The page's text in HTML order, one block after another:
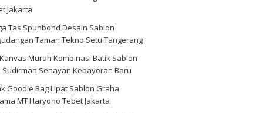
Jakarta
Tas Spunbond Desain Sablon
Taman Tekno Setu Tangerang
Murah Kombinasi Batik Sablon
Sudirman Senayan Kebayoran Baru
Goodie Bag Lipat Sablon Graha
MT Haryono Tebet Jakarta